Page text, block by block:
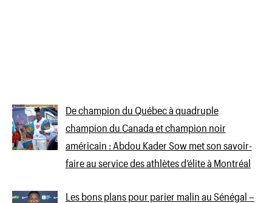
De champion du Québec à quadruple
champion du Canada et champion noir
américain : Abdou Kader Sow met son savoir-
faire au service des athlètes d’élite à Montréal
Les bons plans pour parier malin au Sénégal –